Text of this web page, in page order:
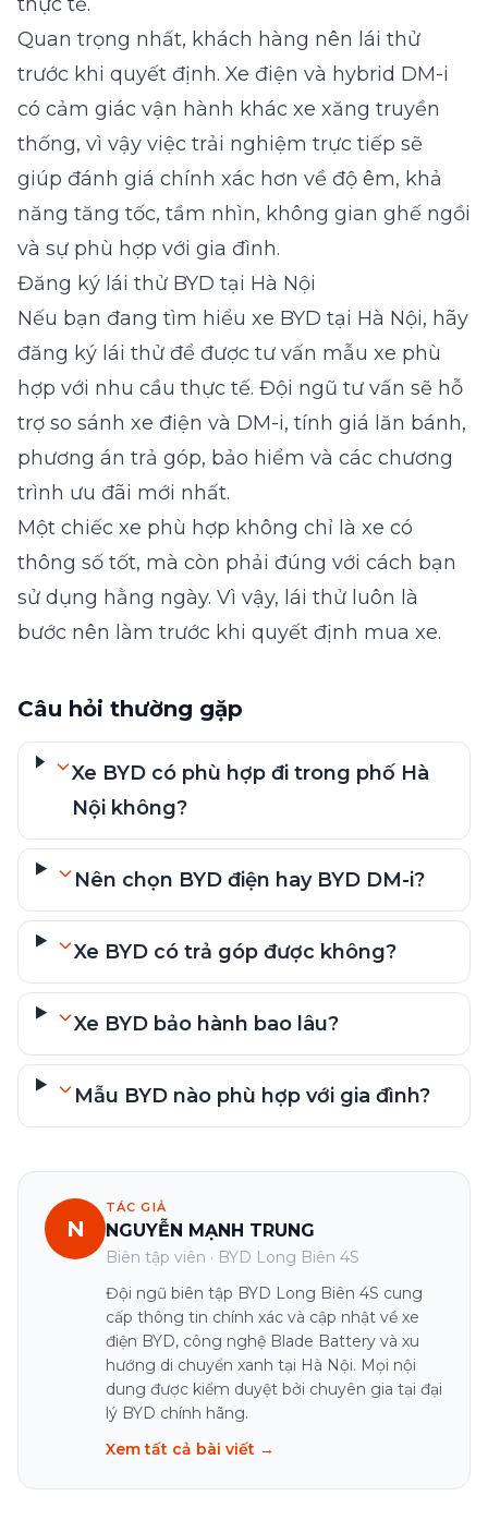
Quan trọng nhất, khách hàng nên lái thử
trước khi quyết định. Xe điện và hybrid DM-i
có cảm giác vận hành khác xe xăng truyền
thống, vì vậy việc trải nghiệm trực tiếp sẽ
giúp đánh giá chính xác hơn về độ êm, khả
năng tăng tốc, tầm nhìn, không gian ghế ngồi
và sự phù hợp với gia đình.
Đăng ký lái thử BYD tại Hà Nội
Nếu bạn đang tìm hiểu xe BYD tại Hà Nội, hãy
đăng ký lái thử để được tư vấn mẫu xe phù
hợp với nhu cầu thực tế. Đội ngũ tư vấn sẽ hỗ
trợ so sánh xe điện và DM-i, tính giá lăn bánh,
phương án trả góp, bảo hiểm và các chương
trình ưu đãi mới nhất.
Một chiếc xe phù hợp không chỉ là xe có
thông số tốt, mà còn phải đúng với cách bạn
sử dụng hằng ngày. Vì vậy, lái thử luôn là
bước nên làm trước khi quyết định mua xe.
Câu hỏi thường gặp
Xe BYD có phù hợp đi trong phố Hà
Nội không?
Nên chọn BYD điện hay BYD DM-i?
Xe BYD có trả góp được không?
Xe BYD bảo hành bao lâu?
Mẫu BYD nào phù hợp với gia đình?
N
TÁC GIẢ
NGUYỄN MẠNH TRUNG
Biên tập viên · BYD Long Biên 4S
Đội ngũ biên tập BYD Long Biên 4S cung
cấp thông tin chính xác và cập nhật về xe
điện BYD, công nghệ Blade Battery và xu
hướng di chuyển xanh tại Hà Nội. Mọi nội
dung được kiểm duyệt bởi chuyên gia tại đại
lý BYD chính hãng.
Xem tất cả bài viết →